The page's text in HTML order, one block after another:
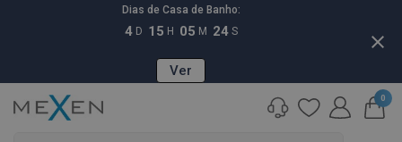
Dias de Casa de Banho:
4 D 15 H 05 M 23 S
Ver
close
0